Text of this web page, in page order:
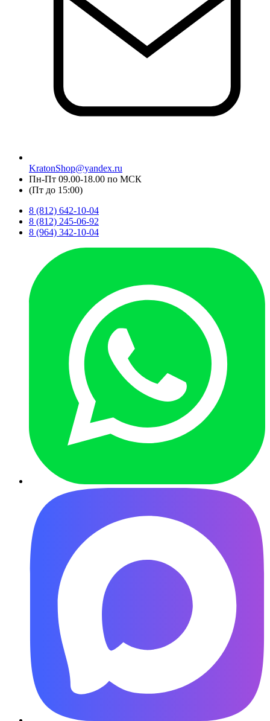
KratonShop@yandex.ru
Пн-Пт 09.00-18.00 по МСК
(Пт до 15:00)
8 (812) 642-10-04
8 (812) 245-06-92
8 (964) 342-10-04